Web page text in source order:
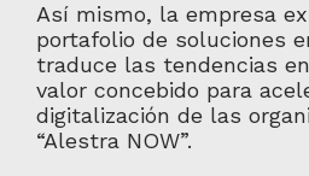
Así mismo, la empresa
portafolio de soluciones
traduce las tendencias
valor concebido para
digitalización de las
“Alestra NOW”.